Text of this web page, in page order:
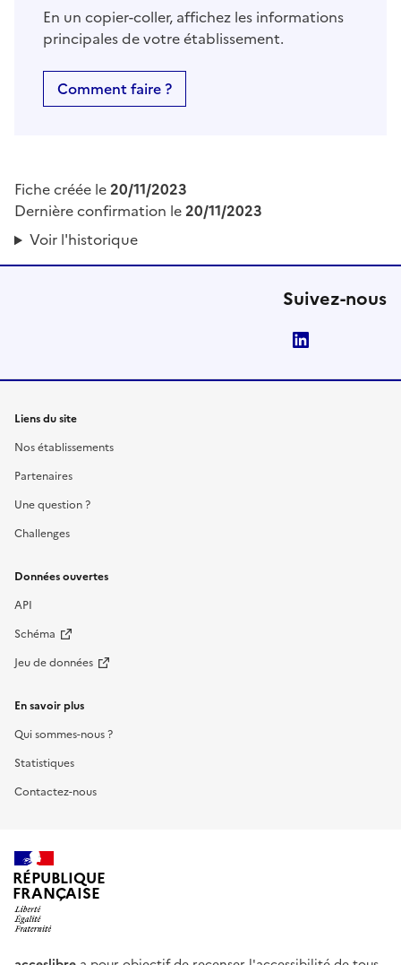
En un copier-coller, affichez les informations
principales de votre établissement.
Comment faire ?
Fiche créée le20/11/2023
Dernière confirmation le20/11/2023
Voir l'historique
Suivez-nous
Liens du site
Nos établissements
Partenaires
Une question ?
Challenges
Données ouvertes
API
Schéma
Jeu de données
En savoir plus
Qui sommes-nous ?
Statistiques
Contactez-nous
RÉPUBLIQUE
FRANÇAISE